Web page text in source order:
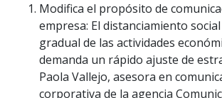
Modifica el propósito de
empresa: El distanciamiento
gradual de las actividades
demanda un rápido ajuste de
Paola Vallejo, asesora en
corporativa de la agencia